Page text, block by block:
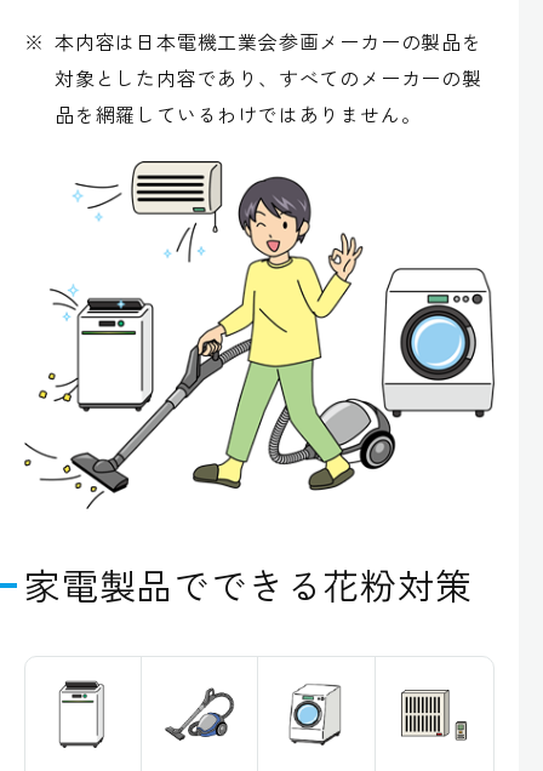
※ 本内容は日本電機工業会参画メーカーの製品を
対象とした内容であり、すべてのメーカーの製
品を網羅しているわけではありません。
家電製品でできる花粉対策